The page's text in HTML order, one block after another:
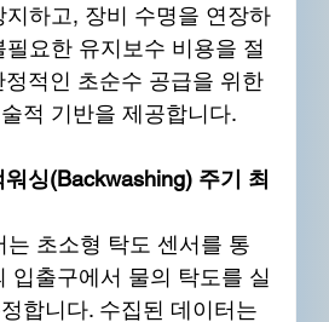
지하고, 장비 수명을 연장하
필요한 유지보수 비용을 절
정적인 초순수 공급을 위한
적 기반을 제공합니다.
워싱(Backwashing) 주기 최
는 초소형 탁도 센서를 통
입출구에서 물의 탁도를 실
합니다. 수집된 데이터는